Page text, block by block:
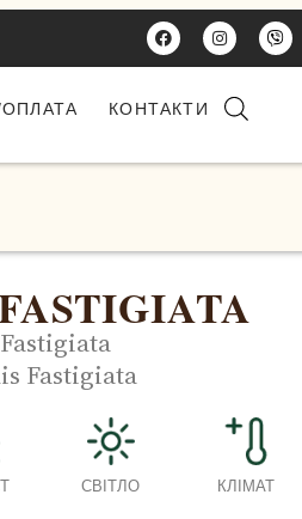
КОНТАКТИ
Fastigiata
СВІТЛО КЛІМАТ